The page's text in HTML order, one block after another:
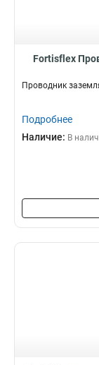
Fortisflex
Проводник
Подробнее
Наличие: В